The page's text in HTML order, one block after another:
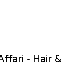
- Hair &